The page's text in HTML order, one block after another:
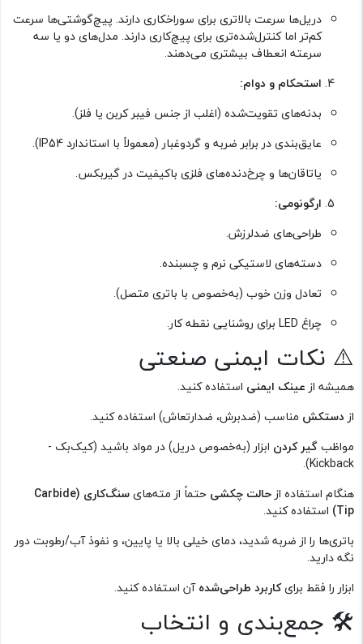
دریل‌ها سرعت بالاتری برای سوراخکاری دارند. پیچ‌گوشتی‌ها سرعت
کم‌تر اما کنترل‌شده‌تری برای پیچ‌کاری دارند. مدل‌های دو یا سه
سرعته انعطاف بیشتری می‌دهند.
استحکام و دوام:
بدنه‌های تقویت‌شده (اغلب از جنس فیبر کربن یا فلز).
عایق‌بندی در برابر ضربه و گردوغبار (معمولاً با استاندارد IP54).
یاتاقان‌ها و چرخ‌دنده‌های فلزی باکیفیت در گیربکس.
ارگونومی:
طراحی‌های ضدلرزش.
دسته‌های لاستیکی نرم و چسبنده.
تعادل وزن خوب (به‌خصوص با باتری متصل).
چراغ LED برای روشنایی نقطه کار.
⚠️ نکات ایمنی صنعتی
همیشه از عینک ایمنی استفاده کنید.
از دستکش مناسب (ضدبرش، ضدارتعاش) استفاده کنید.
مواظبگیر کردن ابزار (به‌خصوص دریل) در مواد باشید (کیک‌بک -
Kickback).
هنگام استفاده از حالت چکشی حتماً از مته‌های
سنگ‌کاری (Carbide
Tip) استفاده کنید.
باتری‌ها را از ضربه شدید، دمای خیلی بالا یا پایین، و نفوذ آب/رطوبت دور
نگه دارید.
ابزار را فقط برایکاربرد طراحی‌شدهآن استفاده کنید.
🛠 جمع‌بندی و انتخاب